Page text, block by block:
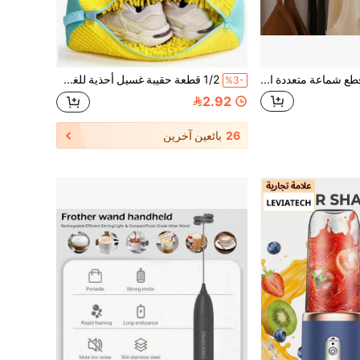
1 قطعة/2 قطعة/7 قطع شماعة متعددة الوظائف، يمكن تعليق ربطات العنق والأوشحة والملابس الداخلية والقمصان بدون أكمام، حامل ثابت، موفر للمساحة، مناسب للخزانة وإكسسوارات تنظيف الملابس %3- 1/2 قطعة حقيبة غسيل أحذية للغسالة، مناسبة لجميع أنواع الأحذية، تصميم تغطية كاملة 360 درجة، بطانة ناعمة عازلة للحرارة، مناسبة للغسالة والمجفف، حقيبة تنظيف أحذية رياضية، إكسسوارات غسيل، حقيبة غسيل، ضروريات العطلات، إكسسوارات السفر
2.92
26 بائعين آخرين